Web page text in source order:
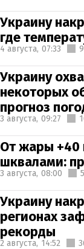
Украину
где
4 августа, 07:33
Украину
некоторых
прогноз
3 августа, 09:27
От жары +40
шквалами:
3 августа, 08:00
Украину
регионах
рекорды
2 августа, 14:52